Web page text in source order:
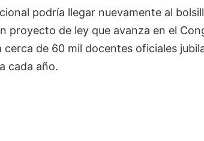
podría llegar nuevamente al
proyecto de ley que avanza en el
cerca de 60 mil docentes oficiales
cada año.